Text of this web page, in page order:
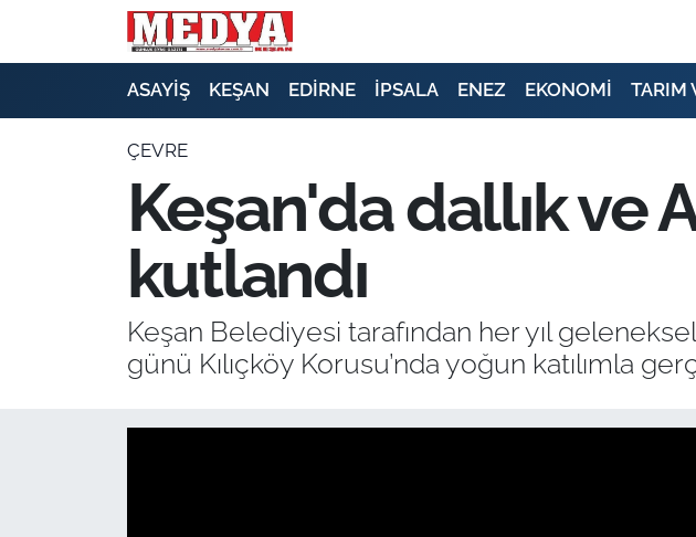
ASAYİŞ KEŞAN EDİRNE İPSALA ENEZ EKONOMİ TARIM
ÇEVRE
Keşan'da dallık ve
kutlandı
Keşan Belediyesi tarafından her yıl
günü Kılıçköy Korusu’nda yoğun katılımla
E-GAZETE
SİYASET
EKONOMİ
SAĞLIK